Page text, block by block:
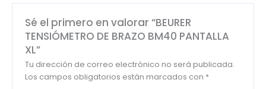
Sé el primero en valorar “BEURER
TENSIÓMETRO DE BRAZO BM40 PANTALLA
XL”
Tu dirección de correo electrónico no será publicada.
Los campos obligatorios están marcados con *